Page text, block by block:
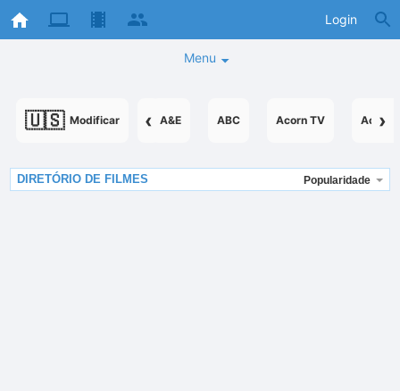
Login
Menu
🇺🇸 Modificar ‹ ›
A&E ABC Acorn TV
DIRETÓRIO DE FILMES Popularidade